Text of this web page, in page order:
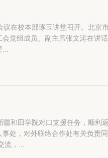
在校本部琢玉讲堂召开。北京
...
和田学院对口支援任务，顺利
处，对外联络合作处有关负责
切交流，...